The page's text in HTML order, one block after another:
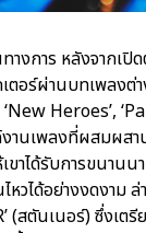
างการ หลังจากเ
ตอร์ผ่านบทเพลง
Heroes’,
านเพลงที่ผสมผส
าได้รับการขนาน
วได้อย่างงดงาม
สตันเนอร์) ซึ่งเต